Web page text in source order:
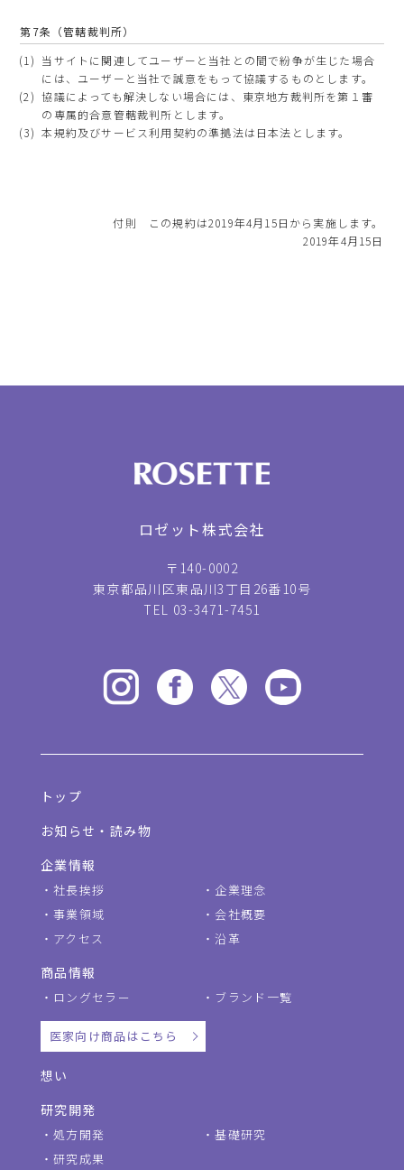
第7条（管轄裁判所）
当サイトに関連してユーザーと当社との間で紛争が生じた場合
には、ユーザーと当社で誠意をもって協議するものとします。
協議によっても解決しない場合には、東京地方裁判所を第１審
の専属的合意管轄裁判所とします。
本規約及びサービス利用契約の準拠法は日本法とします。
付則 この規約は2019年4月15日から実施します。
2019年4月15日
ロゼット株式会社
〒140-0002
東京都品川区東品川3丁目26番10号
TEL 03-3471-7451
トップ
お知らせ・読み物
企業情報
社長挨拶
企業理念
事業領域
会社概要
アクセス
沿革
商品情報
ロングセラー ブランド一覧
医家向け商品はこちら
想い
研究開発
処方開発
基礎研究
研究成果